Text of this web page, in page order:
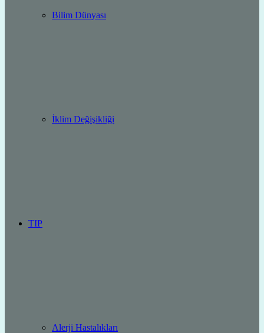
Bilim Dünyası
İklim Değişikliği
TIP
Alerji Hastalıkları